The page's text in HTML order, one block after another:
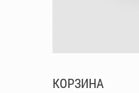
КОРЗИНА